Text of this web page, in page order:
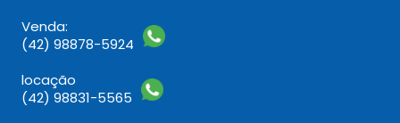
Venda:
(42) 98878-5924
locação
(42) 98831-5565